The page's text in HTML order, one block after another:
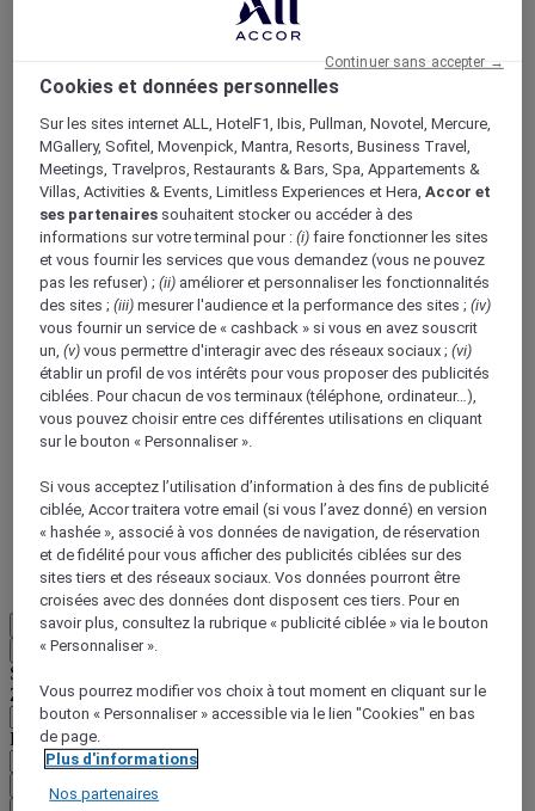
Programme de fidélité
Retour
Découvrir le programme
Abonnements ALL Accor+
ALL Accor+ Voyager
+30 marques
DÉCOUVRIR
Plus
Retour
Sélectionnez votre zone et votre langue ci-dessous
Zone géographique
Pays/Région - Langue
Valider votre zone et votre langue
Cookies et données personnelles
Sur les sites internet ALL, HotelF1, Ibis, Pullman, Novotel, Mercure,
MGallery, Sofitel, Movenpick, Mantra, Resorts, Business Travel,
Meetings, Travelpros, Restaurants & Bars, Spa, Appartements &
Villas, Activities & Events, Limitless Experiences et Hera,Accor et
ses partenaires souhaitent stocker ou accéder à des
informations sur votre terminal pour :(i) faire fonctionner les sites
et vous fournir les services que vous demandez (vous ne pouvez
pas les refuser) ;(ii) améliorer et personnaliser les fonctionnalités
des sites ;(iii) mesurer l'audience et la performance des sites ;(iv)
vous fournir un service de « cashback » si vous en avez souscrit
un,(v) vous permettre d'interagir avec des réseaux sociaux ;(vi)
établir un profil de vos intérêts pour vous proposer des publicités
ciblées. Pour chacun de vos terminaux (téléphone, ordinateur…),
vous pouvez choisir entre ces différentes utilisations en cliquant
sur le bouton « Personnaliser ».
Si vous acceptez l’utilisation d’information à des fins de publicité
ciblée, Accor traitera votre email (si vous l’avez donné) en version
« hashée », associé à vos données de navigation, de réservation
et de fidélité pour vous afficher des publicités ciblées sur des
sites tiers et des réseaux sociaux. Vos données pourront être
croisées avec des données dont disposent ces tiers. Pour en
savoir plus, consultez la rubrique « publicité ciblée » via le bouton
« Personnaliser ».
Vous pourrez modifier vos choix à tout moment en cliquant sur le
bouton « Personnaliser » accessible via le lien "Cookies" en bas
de page.
Plus d'informations
Nos partenaires
Continuer sans accepter →